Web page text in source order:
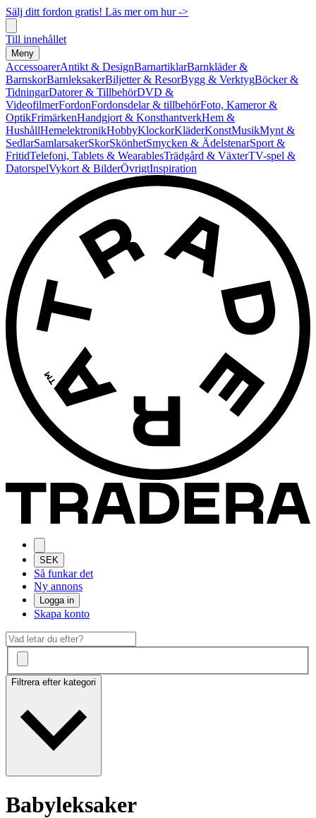
Sälj ditt fordon gratis! Läs mer om hur ->
Till innehållet
Meny
AccessoarerAntikt & DesignBarnartiklarBarnkläder &
BarnskorBarnleksakerBiljetter & ResorBygg & VerktygBöcker &
TidningarDatorer & TillbehörDVD &
VideofilmerFordonFordonsdelar & tillbehörFoto, Kameror &
OptikFrimärkenHandgjort & KonsthantverkHem &
HushållHemelektronikHobbyKlockorKläderKonstMusikMynt &
SedlarSamlarsakerSkorSkönhetSmycken & ÄdelstenarSport &
FritidTelefoni, Tablets & WearablesTrädgård & VäxterTV-spel &
DatorspelVykort & BilderÖvrigtInspiration
SEK
Så funkar det
Ny annons
Logga in
Skapa konto
Filtrera efter kategori
Babyleksaker